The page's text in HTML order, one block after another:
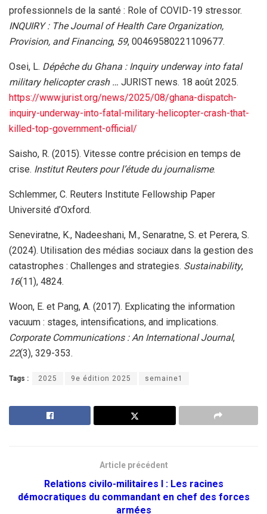
professionnels de la santé : Role of COVID-19 stressor.
INQUIRY : The Journal of Health Care Organization,
Provision, and Financing, 59, 00469580221109677.
Osei, L. Dépêche du Ghana : Inquiry underway into fatal
military helicopter crash … JURIST news. 18 août 2025.
https://www.jurist.org/news/2025/08/ghana-dispatch-
inquiry-underway-into-fatal-military-helicopter-crash-that-
killed-top-government-official/
Saisho, R. (2015). Vitesse contre précision en temps de
crise. Institut Reuters pour l’étude du journalisme.
Schlemmer, C. Reuters Institute Fellowship Paper
Université d’Oxford.
Seneviratne, K., Nadeeshani, M., Senaratne, S. et Perera, S.
(2024). Utilisation des médias sociaux dans la gestion des
catastrophes : Challenges and strategies. Sustainability,
16(11), 4824.
Woon, E. et Pang, A. (2017). Explicating the information
vacuum : stages, intensifications, and implications.
Corporate Communications : An International Journal,
22(3), 329-353.
Tags : 2025 9e édition 2025 semaine1
Article précédent
Relations civilo-militaires I : Les racines
démocratiques du commandant en chef des forces
armées